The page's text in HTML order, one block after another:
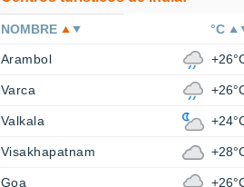
NOMBRE °C
Arambol
Varca
Valkala
Visakhapatnam
Goa